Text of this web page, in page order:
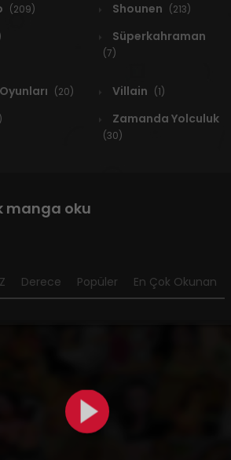
(209) Shounen (213)
Süperkahraman
(7)
(20) Villain (1)
Zamanda Yolculuk
(30)
manga oku
Derece Popüler En Çok Okunan